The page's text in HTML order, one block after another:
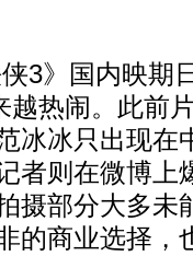
》国内映期
越热闹。此前
冰冰只出现在
者则在微博上
摄部分大多未
的商业选择，